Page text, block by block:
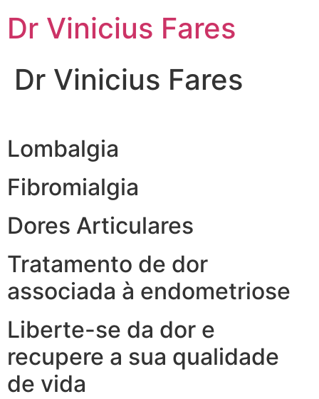
para
Dr Vinicius Fares
Dr Vinicius Fares
Lombalgia
Fibromialgia
Dores Articulares
Tratamento de dor
associada à endometriose
Liberte-se da dor e
recupere a sua qualidade
de vida